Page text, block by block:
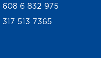
608 6 832 975
317 513 7365